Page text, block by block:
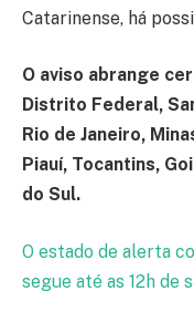
Catarinense, há
O aviso abrange
Distrito Federal,
Rio de Janeiro,
Piauí, Tocantins,
do Sul.
O estado de alerta
segue até as 12h de